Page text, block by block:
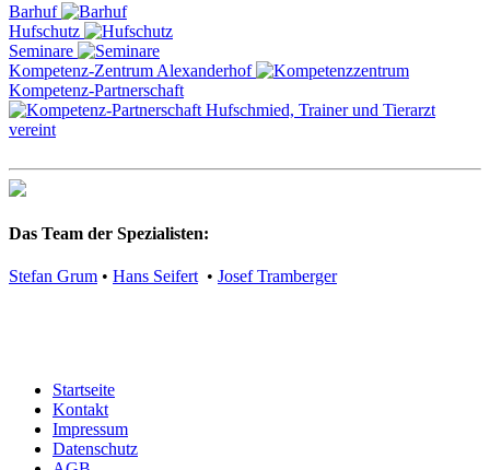
Barhuf
Hufschutz
Seminare
Kompetenz-Zentrum Alexanderhof
Kompetenz-Partnerschaft
Das Team der Spezialisten:
Stefan Grum • Hans Seifert• Josef Tramberger
Startseite
Kontakt
Impressum
Datenschutz